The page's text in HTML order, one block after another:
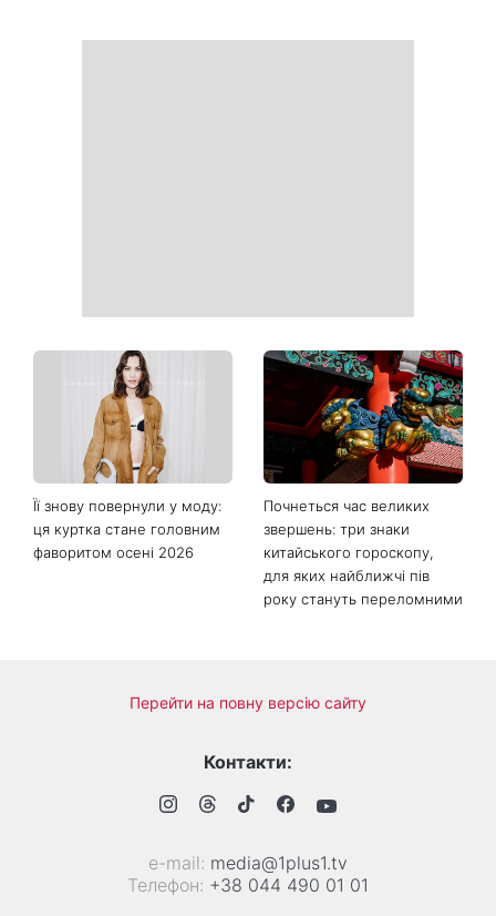
«Вже доросла людина»:
Людмила Барбір показала
рідкісні сімейні фото з 14-
річним сином і зворушила
Мережу
«Українська Сінді
Кроуфорд»: Ольга Сумська
вразила архівними фото
часів молодості